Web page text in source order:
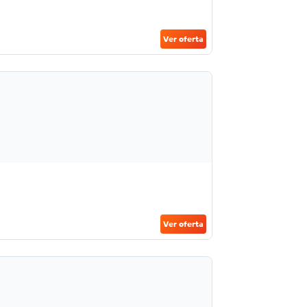
Ver oferta
Ver oferta